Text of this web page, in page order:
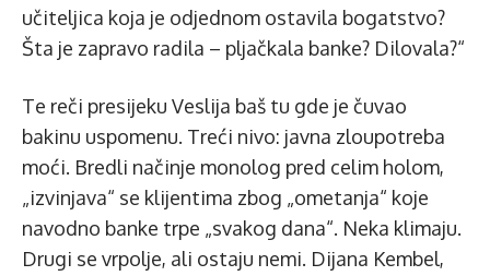
učiteljica koja je odjednom ostavila bogatstvo?
Šta je zapravo radila – pljačkala banke? Dilovala?“
Te reči presijeku Veslija baš tu gde je čuvao
bakinu uspomenu. Treći nivo: javna zloupotreba
moći. Bredli načinje monolog pred celim holom,
„izvinjava“ se klijentima zbog „ometanja“ koje
navodno banke trpe „svakog dana“. Neka klimaju.
Drugi se vrpolje, ali ostaju nemi. Dijana Kembel,